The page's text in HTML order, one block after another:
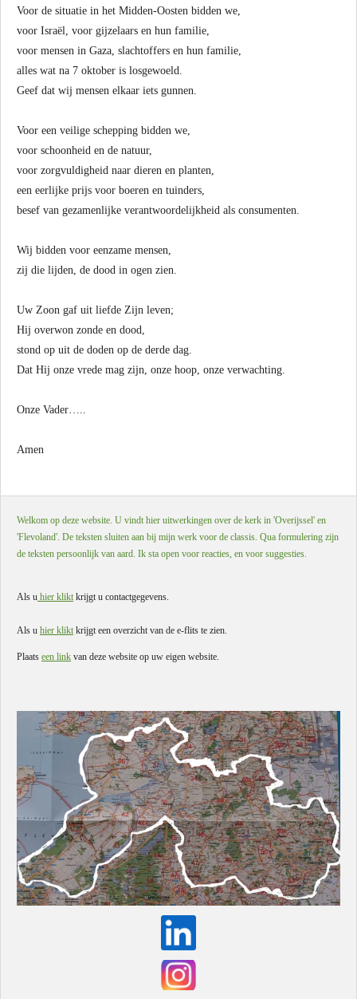
Voor de situatie in het Midden-Oosten bidden we,
voor Israël, voor gijzelaars en hun familie,
voor mensen in Gaza, slachtoffers en hun familie,
alles wat na 7 oktober is losgewoeld.
Geef dat wij mensen elkaar iets gunnen.
Voor een veilige schepping bidden we,
voor schoonheid en de natuur,
voor zorgvuldigheid naar dieren en planten,
een eerlijke prijs voor boeren en tuinders,
besef van gezamenlijke verantwoordelijkheid als consumenten.
Wij bidden voor eenzame mensen,
zij die lijden, de dood in ogen zien.
Uw Zoon gaf uit liefde Zijn leven;
Hij overwon zonde en dood,
stond op uit de doden op de derde dag.
Dat Hij onze vrede mag zijn, onze hoop, onze verwachting.
Onze Vader…..
Amen
Welkom op deze website. U vindt hier uitwerkingen over de kerk in 'Overijssel' en
'Flevoland'. De teksten sluiten aan bij mijn werk voor de classis. Qua formulering zijn
de teksten persoonlijk van aard. Ik sta open voor reacties, en voor suggesties.
Als u hier klikt krijgt u contactgegevens.
Als u hier klikt krijgt een overzicht van de e-flits te zien.
Plaats een link van deze website op uw eigen website.